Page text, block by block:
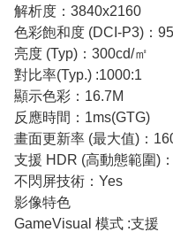
解析度：3840x2160
色彩飽和度 (DCI-P3)：
亮度 (Typ)：300cd/㎡
對比率(Typ.) :1000:1
顯示色彩：16.7M
反應時間：1ms(GTG)
畫面更新率 (最大值)：
支援 HDR (高動態範圍)
不閃屏技術：Yes
影像特色
GameVisual 模式 :支援